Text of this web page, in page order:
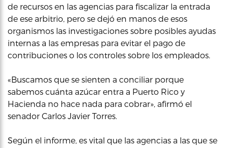
de recursos en las agencias para fiscalizar la entrada
de ese arbitrio, pero se dejó en manos de esos
organismos las investigaciones sobre posibles ayudas
internas a las empresas para evitar el pago de
contribuciones o los controles sobre los empleados.
«Buscamos que se sienten a conciliar porque
sabemos cuánta azúcar entra a Puerto Rico y
Hacienda no hace nada para cobrar», afirmó el
senador Carlos Javier Torres.
Según el informe, es vital que las agencias a las que se